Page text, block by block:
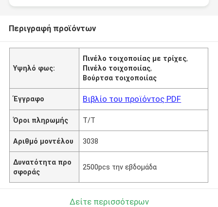
Περιγραφή προϊόντων
Υψηλό φως:
Πινέλο τοιχοποιίας με τρίχες,
Πινέλο τοιχοποιίας,
Βούρτσα τοιχοποιίας
Έγγραφο Βιβλίο του προϊόντος PDF
Όροι πληρωμής T/T
Αριθμό μοντέλου 3038
Δυνατότητα προ
σφοράς
2500pcs την εβδομάδα
Δείτε περισσότερων